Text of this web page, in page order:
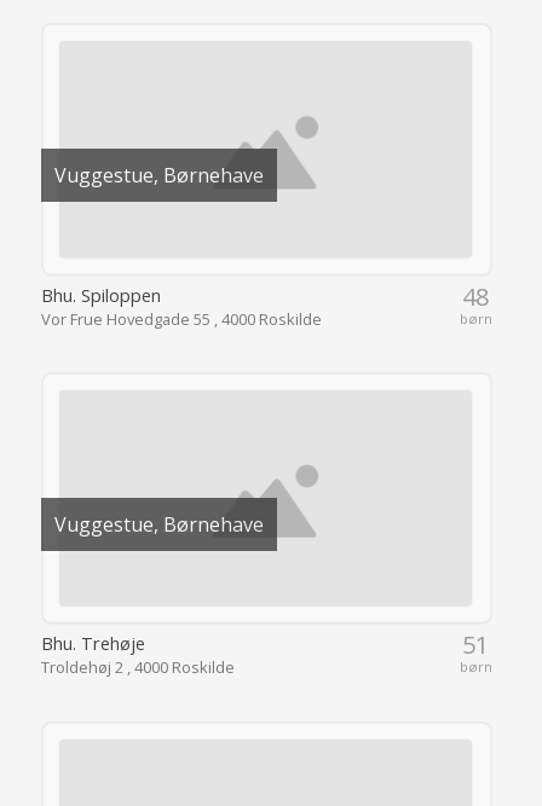
Vuggestue, Børnehave
48
børn
Bhu. Spiloppen
Vor Frue Hovedgade 55 , 4000 Roskilde
Vuggestue, Børnehave
51
børn
Bhu. Trehøje
Troldehøj 2 , 4000 Roskilde